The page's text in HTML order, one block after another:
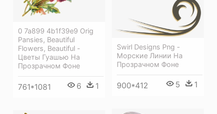
0 7a899 4b1f39e9 Orig
Pansies, Beautiful
Flowers, Beautiful -
Цветы Гуашью На
Прозрачном Фоне
761*1081 6 1
Swirl Designs Png -
Морские Линии На
Прозрачном Фоне
900*412 5 1